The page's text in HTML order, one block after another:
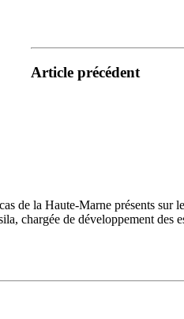
Article précédent
de la Haute-Marne présents
chargée de développement